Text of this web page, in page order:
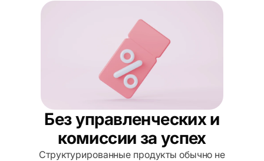
Без управленческих и
комиссии за успех
Структурированные продукты обычно не